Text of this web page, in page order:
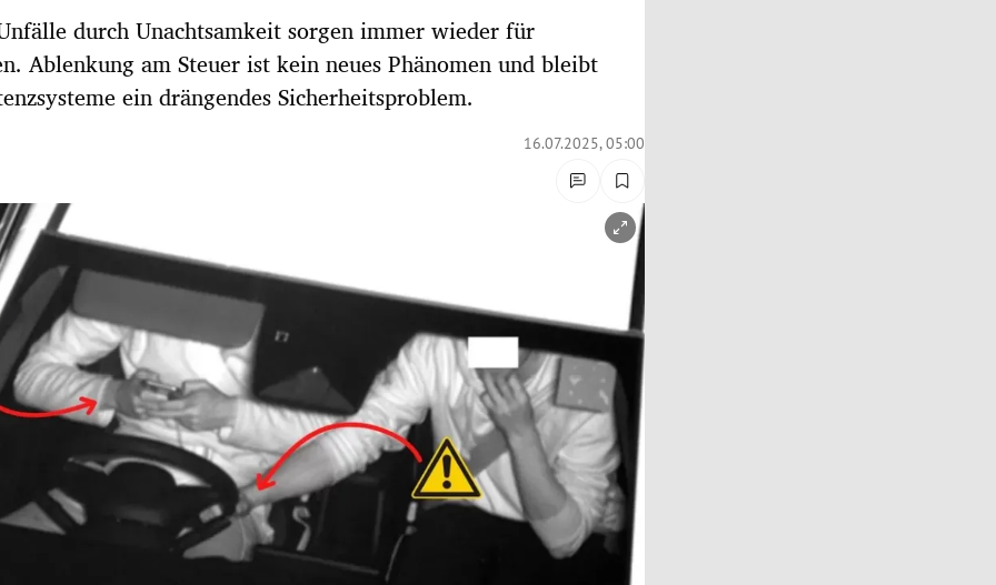
durch Unachtsamkeit sorgen immer wieder für
Ablenkung am Steuer ist kein neues Phänomen und bleibt
ein drängendes Sicherheitsproblem.
16.07.2025, 05:00
öffnen/schließen